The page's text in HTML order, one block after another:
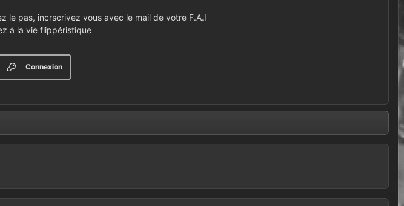
le pas, incrscrivez vous avec le mail de votre F.A.I
à la vie flippéristique
Connexion